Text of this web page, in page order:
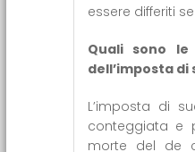
essere differiti
Quali sono
dell’imposta di
L’imposta di
conteggiata e
morte del de